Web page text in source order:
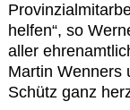
helfen“, so
aller
Martin Wenners
Schütz ganz